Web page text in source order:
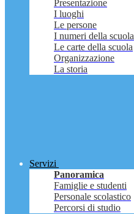
Presentazione
I luoghi
Le persone
I numeri della scuola
Le carte della scuola
Organizzazione
La storia
Servizi
Panoramica
Famiglie e studenti
Personale scolastico
Percorsi di studio